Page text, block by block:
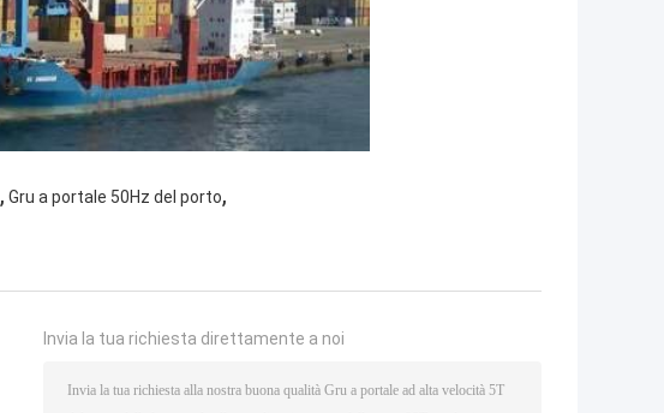
, Gru a portale 50Hz del porto,
Invia la tua richiesta direttamente a noi